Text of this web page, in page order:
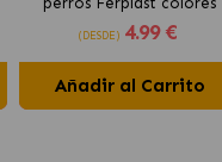
surtidos
(DESDE) 4.99 €
Añadir al Carrito